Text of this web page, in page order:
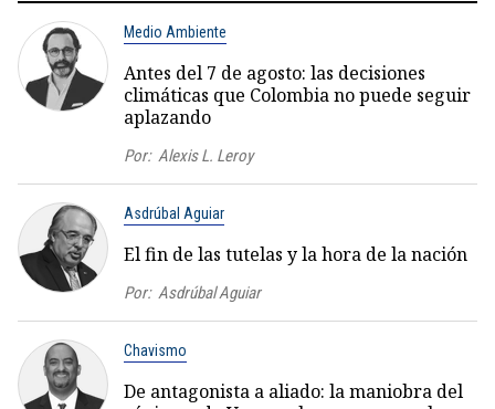
Medio Ambiente
Antes del 7 de agosto: las decisiones
climáticas que Colombia no puede seguir
aplazando
Por: Alexis L. Leroy
Asdrúbal Aguiar
El fin de las tutelas y la hora de la nación
Por: Asdrúbal Aguiar
Chavismo
De antagonista a aliado: la maniobra del